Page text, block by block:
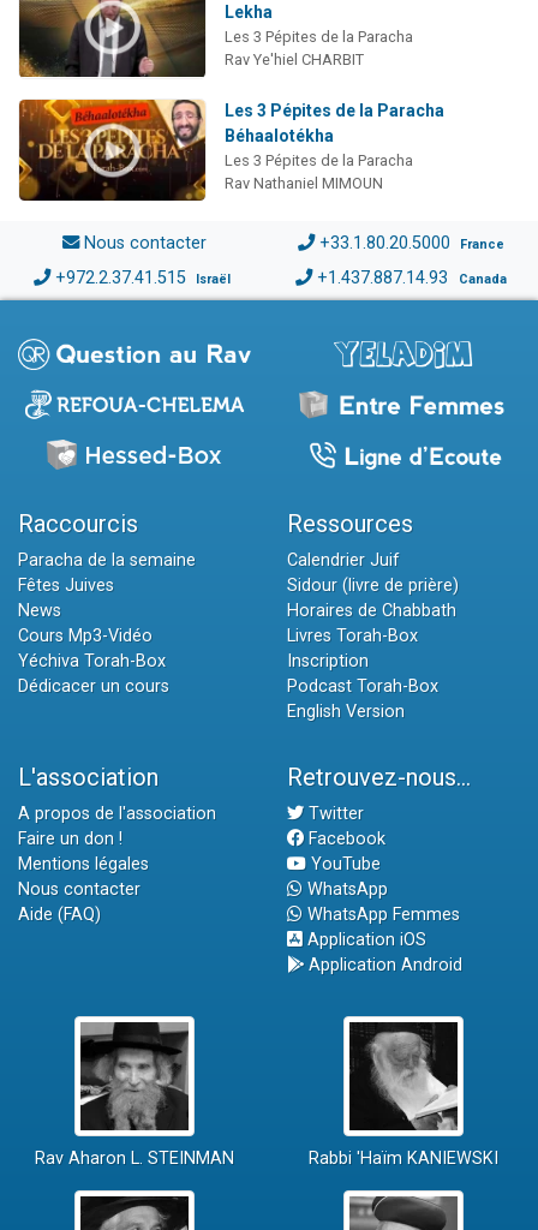
Lekha
Les 3 Pépites de la Paracha
Rav Ye'hiel CHARBIT
Les 3 Pépites de la Paracha
Béhaalotékha
Les 3 Pépites de la Paracha
Rav Nathaniel MIMOUN
Nous contacter +33.1.80.20.5000 France
+972.2.37.41.515 Israël +1.437.887.14.93 Canada
Raccourcis
Paracha de la semaine
Fêtes Juives
News
Cours Mp3-Vidéo
Yéchiva Torah-Box
Dédicacer un cours
Ressources
Calendrier Juif
Sidour (livre de prière)
Horaires de Chabbath
Livres Torah-Box
Inscription
Podcast Torah-Box
English Version
L'association
A propos de l'association
Faire un don !
Mentions légales
Nous contacter
Aide (FAQ)
Retrouvez-nous...
Twitter
Facebook
YouTube
WhatsApp
WhatsApp Femmes
Application iOS
Application Android
Rav Aharon L. STEINMAN Rabbi 'Haïm KANIEWSKI